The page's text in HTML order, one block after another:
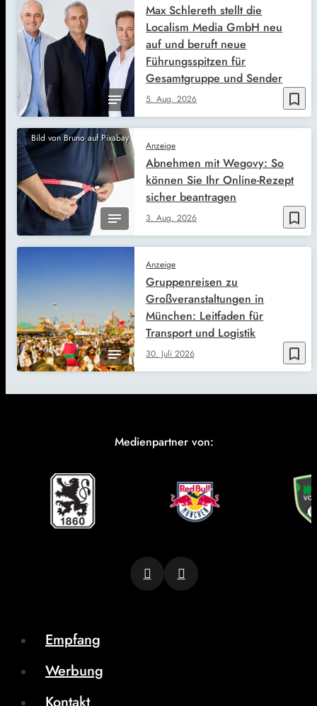
bookmark_border
5. Aug. 2026
Max Schlereth stellt die
Localism Media GmbH neu
auf und beruft neue
Führungsspitzen für
Gesamtgruppe und Sender
Bild von Bruno auf Pixabay
bookmark_border
Anzeige
3. Aug. 2026
Abnehmen mit Wegovy: So
können Sie Ihr Online-Rezept
sicher beantragen
bookmark_border
Anzeige
30. Juli 2026
Gruppenreisen zu
Großveranstaltungen in
München: Leitfaden für
Transport und Logistik
Medienpartner von:
Empfang
Werbung